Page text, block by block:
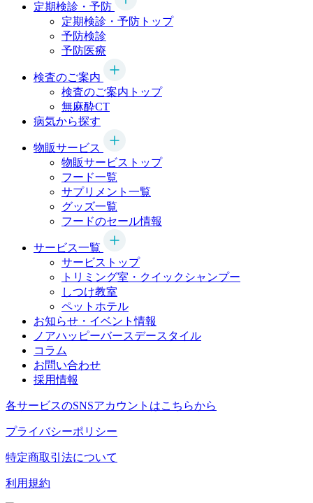
定期検診・予防
定期検診・予防トップ
予防検診
予防医療
検査のご案内
検査のご案内トップ
無麻酔CT
病気から探す
物販サービス
物販サービストップ
フード一覧
サプリメント一覧
グッズ一覧
フードのセール情報
サービス一覧
サービストップ
トリミング室・クイックシャンプー
しつけ教室
ペットホテル
お知らせ・イベント情報
ノアハッピーバースデースタイル
コラム
お問い合わせ
採用情報
各サービスのSNSアカウントはこちらから
プライバシーポリシー
特定商取引法について
利用規約